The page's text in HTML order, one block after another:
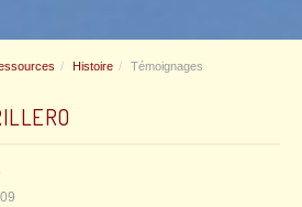
Histoire Témoignages